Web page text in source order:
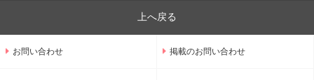
上へ戻る
お問い合わせ 掲載のお問い合わせ